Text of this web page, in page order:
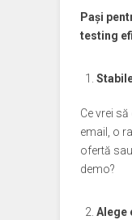
Pași
testing
Ce vrei
email, o
ofertă
demo?
Alege